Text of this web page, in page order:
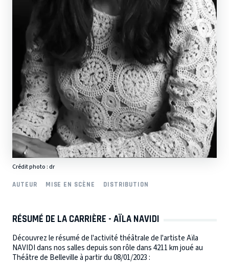
Crédit photo : dr
AUTEUR MISE EN SCÈNE DISTRIBUTION
RÉSUMÉ DE LA CARRIÈRE - AÏLA NAVIDI
Découvrez le résumé de l'activité théâtrale de l'artiste Aïla
NAVIDI dans nos salles depuis son rôle dans 4211 km joué au
Théâtre de Belleville à partir du 08/01/2023 :